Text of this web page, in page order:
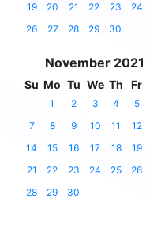
19
20 21 22 23 24
26
27 28 29 30
November 2021
Su Mo Tu We Th Fr
1 2 3 4 5
7
8 9 10 11 12
14
15 16 17 18 19
21
22 23 24 25 26
28
29 30